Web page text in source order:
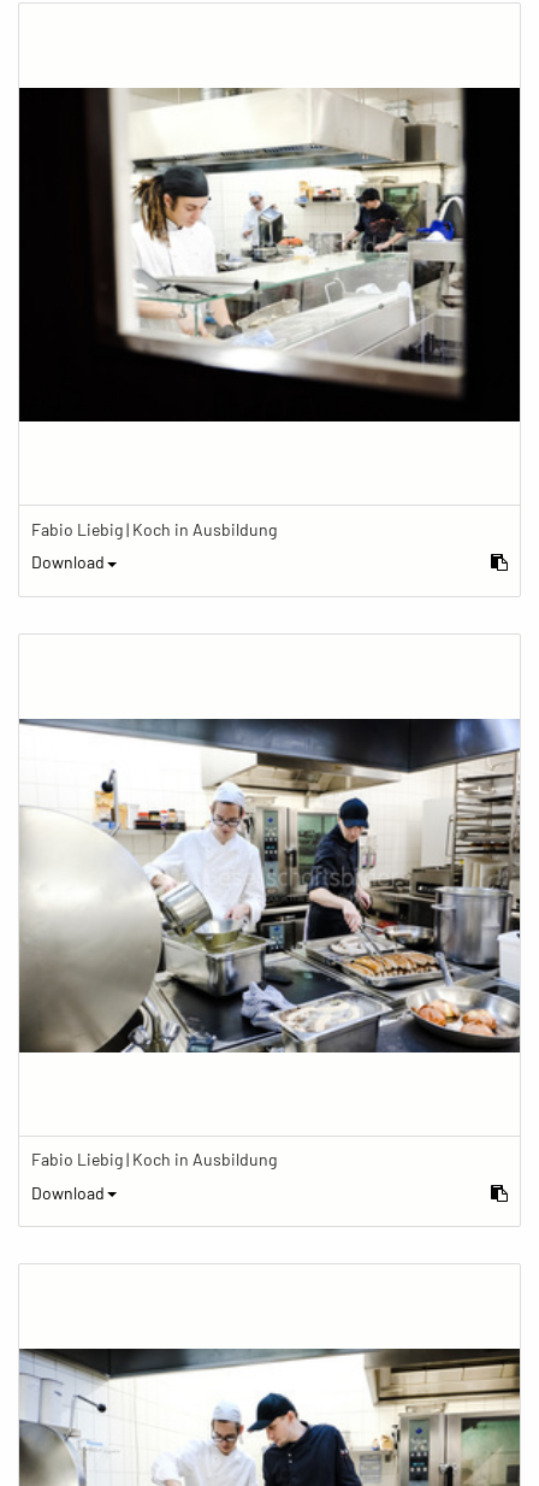
Fabio Liebig | Koch in Ausbildung
Download
Fabio Liebig | Koch in Ausbildung
Download